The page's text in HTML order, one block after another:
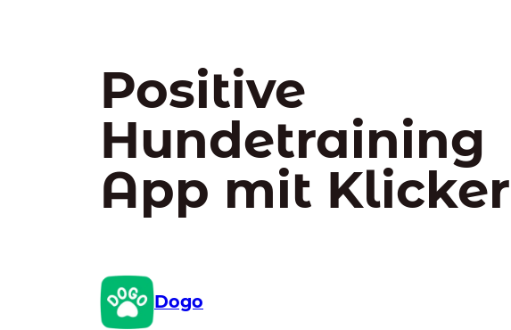
Positive
Hundetraining
App mit Klicker
Dogo